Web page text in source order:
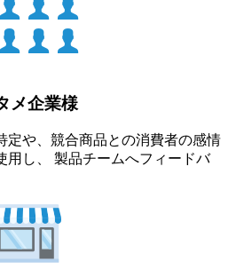
メ企業様
定や、競合商品との消費者の感情
用し、 製品チームへフィードバ